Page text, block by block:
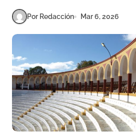
Por Redacción Mar 6, 2026